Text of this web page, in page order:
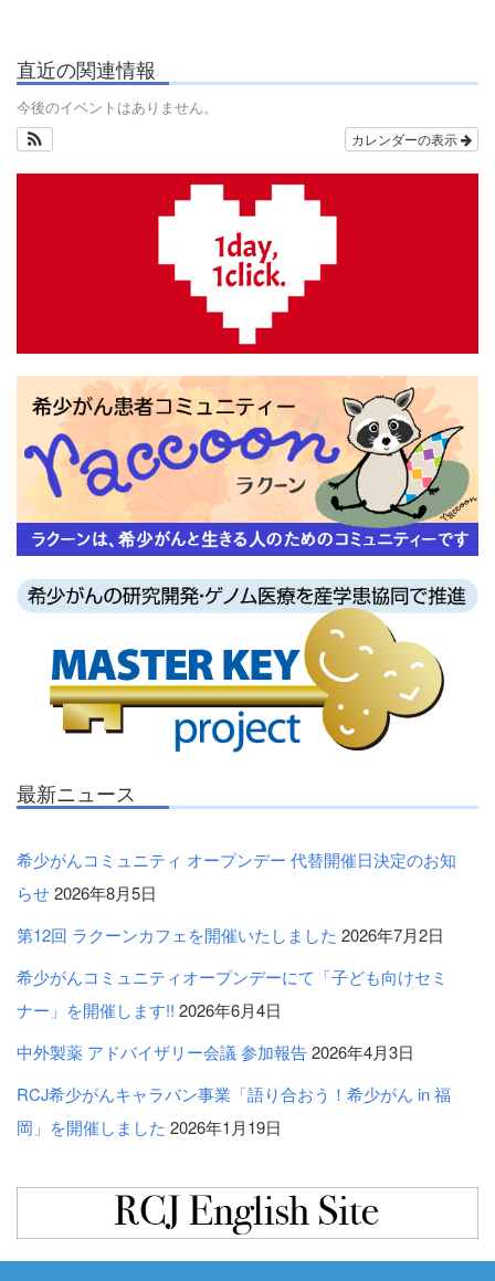
直近の関連情報
今後のイベントはありません。
カレンダーの表示
最新ニュース
希少がんコミュニティ オープンデー 代替開催日決定のお知
らせ2026年8月5日
第12回 ラクーンカフェを開催いたしました 2026年7月2日
希少がんコミュニティオープンデーにて「子ども向けセミ
ナー」を開催します!! 2026年6月4日
中外製薬 アドバイザリー会議 参加報告2026年4月3日
RCJ希少がんキャラバン事業「語り合おう！希少がん in 福
岡」を開催しました 2026年1月19日